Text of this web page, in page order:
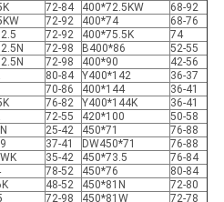
72-84 400*72.5KW
68-92
72-92 400*74
68-76
72-92 400*75.5K
74
72-98 B400*86
52-55
72-98 400*90
42-56
80-84 Y400*142
36-37
70-86 400*144
36-41
76-82 Y400*144K
36-41
72-55 420*100
50-58
25-42 450*71
76-88
37-41 DW450*71
76-88
35-42 450*73.5
76-84
78-52 450*76
80-84
48-52 450*81N
72-80
72-98 450*81W
72-78